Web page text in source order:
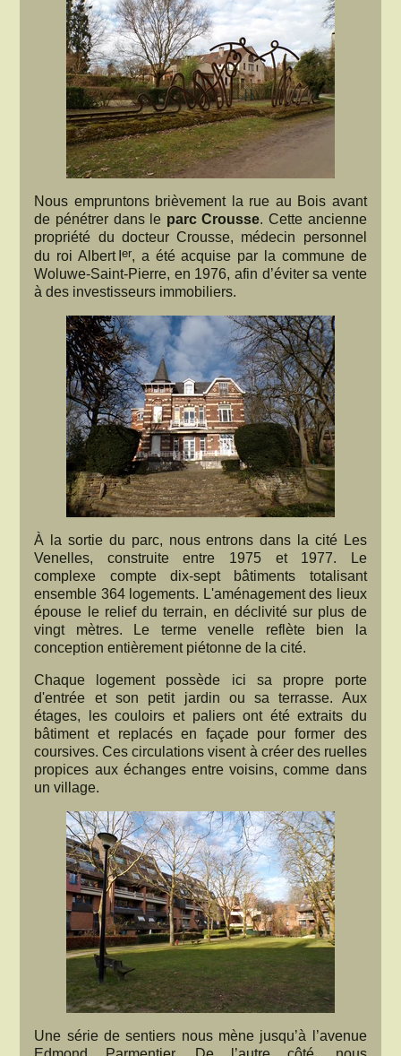
Nous empruntons brièvement la rue au Bois avant
de pénétrer dans le parc Crousse. Cette ancienne
propriété du docteur Crousse, médecin personnel
du roi Albert I er, a été acquise par la commune de
Woluwe-Saint-Pierre, en 1976, afin d’éviter sa vente
à des investisseurs immobiliers.
À la sortie du parc, nous entrons dans la cité Les
Venelles, construite entre 1975 et 1977. Le
complexe compte dix-sept bâtiments totalisant
ensemble 364 logements. L'aménagement des lieux
épouse le relief du terrain, en déclivité sur plus de
vingt mètres. Le terme venelle reflète bien la
conception entièrement piétonne de la cité.
Chaque logement possède ici sa propre porte
d'entrée et son petit jardin ou sa terrasse. Aux
étages, les couloirs et paliers ont été extraits du
bâtiment et replacés en façade pour former des
coursives. Ces circulations visent à créer des ruelles
propices aux échanges entre voisins, comme dans
un village.
Une série de sentiers nous mène jusqu’à l’avenue